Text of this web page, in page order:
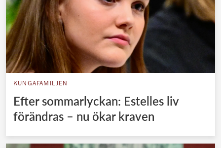
KUNGAFAMILJEN
Efter sommarlyckan: Estelles liv
förändras – nu ökar kraven